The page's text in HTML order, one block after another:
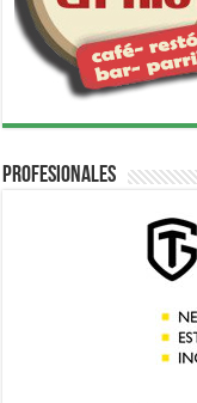
Profesionales